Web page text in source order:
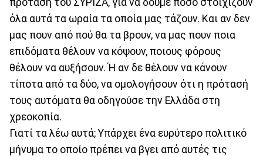
όλα αυτά τα ωραία τα οποία μας τάζουν. Και αν δεν
μας πουν από πού θα τα βρουν, να μας πουν ποια
επιδόματα θέλουν να κόψουν, ποιους φόρους
θέλουν να αυξήσουν. Ή αν δε θέλουν να κάνουν
τίποτα από τα δύο, να ομολογήσουν ότι η πρότασή
τους αυτόματα θα οδηγούσε την Ελλάδα στη
χρεοκοπία.
Γιατί τα λέω αυτά; Υπάρχει ένα ευρύτερο πολιτικό
μήνυμα το οποίο πρέπει να βγει από αυτές τις